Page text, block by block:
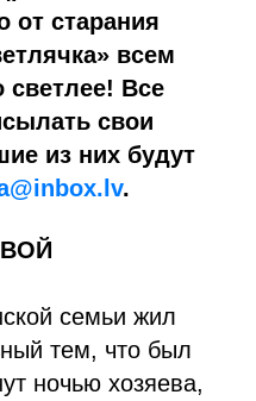
от старания
всем
светлее! Все
свои
из них будут
.
семьи жил
тем, что был
ночью хозяева,